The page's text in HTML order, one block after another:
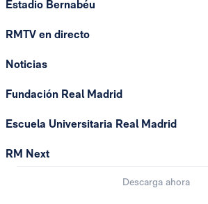
Estadio Bernabéu
RMTV en directo
Noticias
Fundación Real Madrid
Escuela Universitaria Real Madrid
RM Next
Descarga ahora